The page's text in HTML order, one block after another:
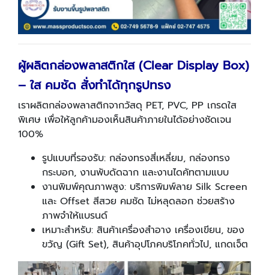
ผู้ผลิตกล่องพลาสติกใส (Clear Display Box)
– ใส คมชัด สั่งทำได้ทุกรูปทรง
เราผลิตกล่องพลาสติกจากวัสดุ PET, PVC, PP เกรดใส
พิเศษ เพื่อให้ลูกค้ามองเห็นสินค้าภายในได้อย่างชัดเจน
100%
รูปแบบที่รองรับ: กล่องทรงสี่เหลี่ยม, กล่องทรง
กระบอก, งานพับดัดฉาก และงานไดคัทตามแบบ
งานพิมพ์คุณภาพสูง: บริการพิมพ์ลาย Silk Screen
และ Offset สีสวย คมชัด ไม่หลุดลอก ช่วยสร้าง
ภาพจำให้แบรนด์
เหมาะสำหรับ: สินค้าเครื่องสำอาง เครื่องเขียน, ของ
ขวัญ (Gift Set), สินค้าอุปโภคบริโภคทั่วไป, แกดเจ็ต